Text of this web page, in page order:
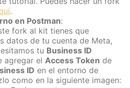
.
en Postman:
fork al kit tienes que
datos de tu cuenta de Meta,
tu Business ID
agregar el Access Token de
ID en el entorno de
como en la siguiente imagen: